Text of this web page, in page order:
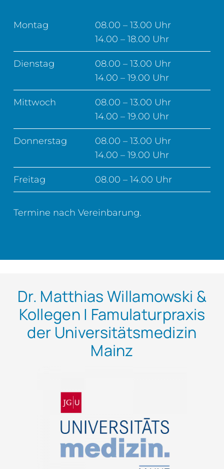
Montag
08.00 – 13.00 Uhr
14.00 – 18.00 Uhr
Dienstag
08.00 – 13.00 Uhr
14.00 – 19.00 Uhr
Mittwoch
08.00 – 13.00 Uhr
14.00 – 19.00 Uhr
Donnerstag
08.00 – 13.00 Uhr
14.00 – 19.00 Uhr
Freitag 08.00 – 14.00 Uhr
Termine nach Vereinbarung.
Dr. Matthias Willamowski &
Kollegen | Famulaturpraxis
der Universitätsmedizin
Mainz